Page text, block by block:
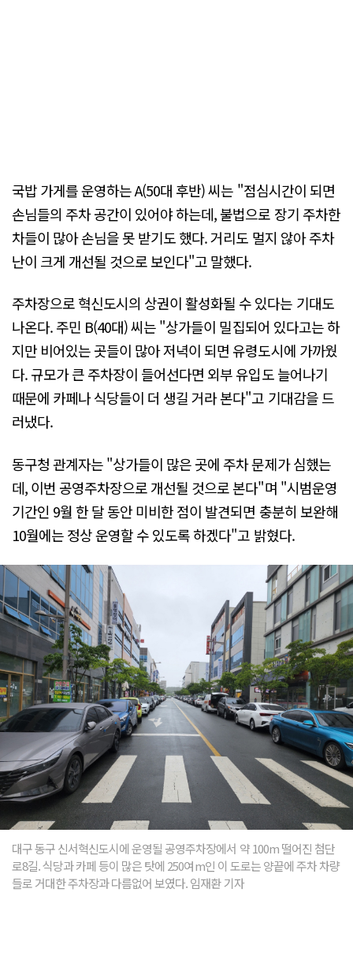
국밥 가게를 운영하는 A(50대 후반) 씨는 "점심시간이 되면
손님들의 주차 공간이 있어야 하는데, 불법으로 장기 주차한
차들이 많아 손님을 못 받기도 했다. 거리도 멀지 않아 주차
난이 크게 개선될 것으로 보인다"고 말했다.
주차장으로 혁신도시의 상권이 활성화될 수 있다는 기대도
나온다. 주민 B(40대) 씨는 "상가들이 밀집되어 있다고는 하
지만 비어있는 곳들이 많아 저녁이 되면 유령도시에 가까웠
다. 규모가 큰 주차장이 들어선다면 외부 유입도 늘어나기
때문에 카페나 식당들이 더 생길 거라 본다"고 기대감을 드
러냈다.
동구청 관계자는 "상가들이 많은 곳에 주차 문제가 심했는
데, 이번 공영주차장으로 개선될 것으로 본다"며 "시범운영
기간인 9월 한 달 동안 미비한 점이 발견되면 충분히 보완해
10월에는 정상 운영할 수 있도록 하겠다"고 밝혔다.
대구 동구 신서혁신도시에 운영될 공영주차장에서 약 100m 떨어진 첨단
로8길. 식당과 카페 등이 많은 탓에 250여m인 이 도로는 양끝에 주차 차량
들로 거대한 주차장과 다름없어 보였다. 임재환 기자